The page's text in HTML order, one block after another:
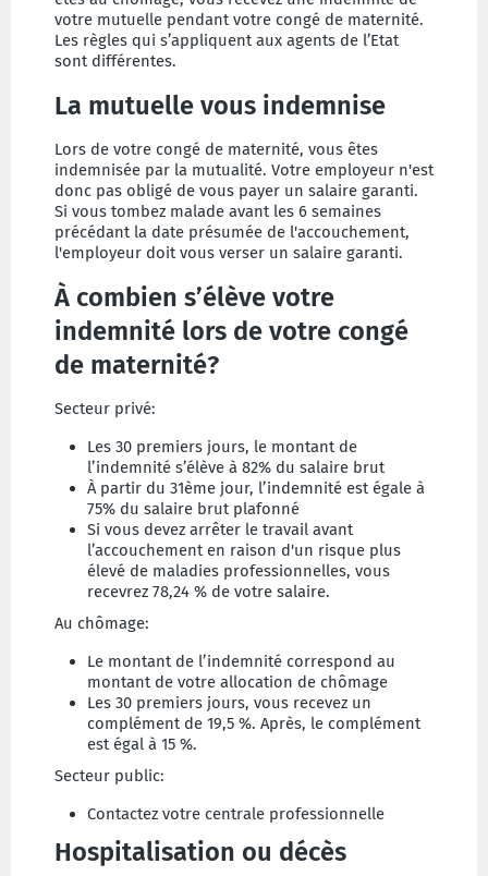
votre mutuelle pendant votre congé de maternité.
Les règles qui s’appliquent aux agents de l’Etat
sont différentes.
La mutuelle vous indemnise
Lors de votre congé de maternité, vous êtes
indemnisée par la mutualité. Votre employeur n'est
donc pas obligé de vous payer un salaire garanti.
Si vous tombez malade avant les 6 semaines
précédant la date présumée de l'accouchement,
l'employeur doit vous verser un salaire garanti.
À combien s’élève votre
indemnité lors de votre congé
de maternité?
Secteur privé:
Les 30 premiers jours, le montant de
l’indemnité s’élève à 82% du salaire brut
À partir du 31ème jour, l’indemnité est égale à
75% du salaire brut plafonné
Si vous devez arrêter le travail avant
l’accouchement en raison d'un risque plus
élevé de maladies professionnelles, vous
recevrez 78,24 % de votre salaire.
Au chômage:
Le montant de l’indemnité correspond au
montant de votre allocation de chômage
Les 30 premiers jours, vous recevez un
complément de 19,5 %. Après, le complément
est égal à 15 %.
Secteur public:
Contactez votre centrale professionnelle
Hospitalisation ou décès